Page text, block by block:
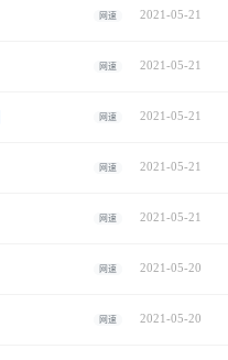
网速 2021-05-21
网速 2021-05-21
网速 2021-05-21
网速 2021-05-21
网速 2021-05-21
网速 2021-05-20
网速 2021-05-20